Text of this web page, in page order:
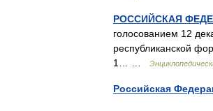
РОССИЙСКАЯ
голосованием 12
республиканской
1… …
Российская